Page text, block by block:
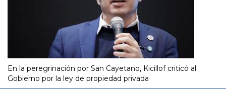
En la peregrinación por San Cayetano, Kicillof criticó al
Gobierno por la ley de propiedad privada